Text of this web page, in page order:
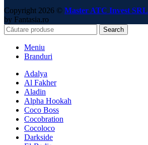
Copyright 2026 © Master ATC Invest SRL
by Fantasia.ro
Search
Meniu
Branduri
Adalya
Al Fakher
Aladin
Alpha Hookah
Coco Boss
Cocobration
Cocoloco
Darkside